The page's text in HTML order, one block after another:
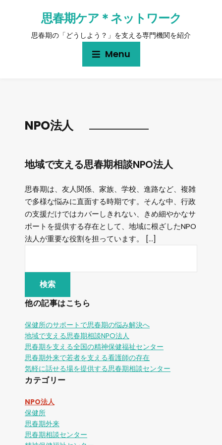
思春期ケア＊ネットワーク
思春期の「どうしよう？」を支える専門機関を紹介
Menu
NPO法人
地域で支える思春期相談NPO法人
思春期は、友人関係、家族、学校、進路など、複雑
で多様な悩みに直面する時期です。そんな中、行政
の支援だけではカバーしきれない、きめ細やかなサ
ポートを提供する存在として、地域に根ざしたNPO
法人が重要な役割を担っています。 […]
他の記事はこちら
保健所のサポートで思春期の悩み解決へ
地域で支える思春期相談NPO法人
思春期を支える全国の精神保健福祉センター
思春期外来で若者を支える看護師の存在
気軽に話せる場を提供する思春期相談センター
カテゴリー
NPO法人
保健所
思春期外来
思春期相談センター